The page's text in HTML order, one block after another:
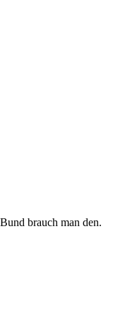
brauch man den.